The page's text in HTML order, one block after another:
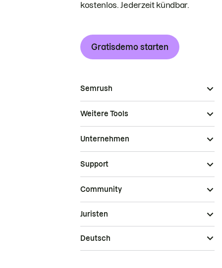
kostenlos. Jederzeit kündbar.
Gratisdemo starten
Semrush
Weitere Tools
Unternehmen
Support
Community
Juristen
Deutsch